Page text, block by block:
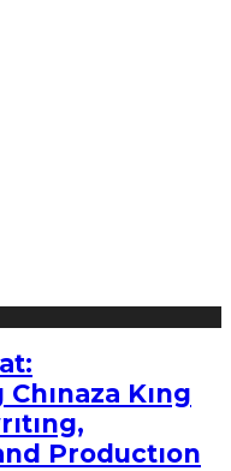
Kıng
Productıon